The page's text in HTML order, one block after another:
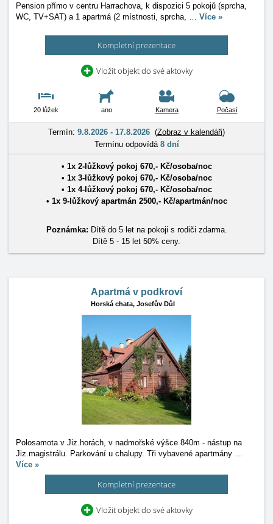
Pension přímo v centru Harrachova, k dispozici 5 pokojů (sprcha,
WC, TV+SAT) a 1 apartmá (2 místnosti, sprcha, … Více »
Kompletní prezentace
Vložit objekt do své aktovky
20 lůžek ano Kamera Počasí
Termín: 9.8.2026 - 17.8.2026 (Zobraz v kalendáři)
Termínu odpovídá 8 dní
• 1x 2-lůžkový pokoj 670,- Kč/osoba/noc
• 1x 3-lůžkový pokoj 670,- Kč/osoba/noc
• 1x 4-lůžkový pokoj 670,- Kč/osoba/noc
• 1x 9-lůžkový apartmán 2500,- Kč/apartmán/noc
Poznámka: Dítě do 5 let na pokoji s rodiči zdarma.
Dítě 5 - 15 let 50% ceny.
Apartmá v podkroví
Horská chata, Josefův Důl
Polosamota v Jiz.horách, v nadmořské výšce 840m - nástup na
Jiz.magistrálu. Parkování u chalupy. Tři vybavené apartmány …
Více »
Kompletní prezentace
Vložit objekt do své aktovky